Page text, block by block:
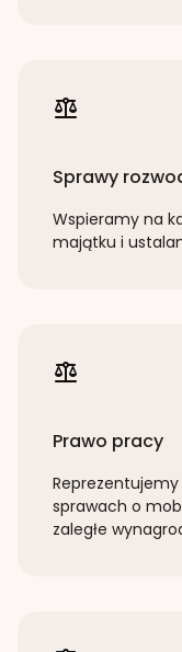
Sprawy
Wspieramy na
majątku i
Prawo pracy
sprawach o
zaległe